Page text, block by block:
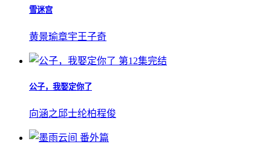
雪迷宫
黄景瑜章宇王子奇
第12集完结
公子，我娶定你了
向涵之 邱士纶柏程俊
番外篇